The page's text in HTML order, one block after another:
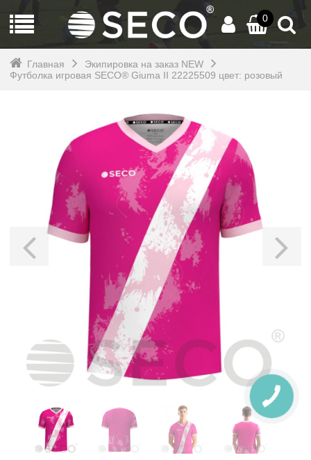
0
Главная
Экипировка на заказ NEW
Футболка игровая SECO® Giuma II 22225509 цвет: розовый